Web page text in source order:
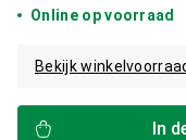
Online op voorraad
Bekijk
In